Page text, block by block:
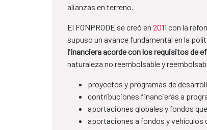
alianzas en terreno.
El FONPRODE se creó en 2011 con la
supuso un avance fundamental en la
financiera acorde con los requisitos de
naturaleza no reembolsable y
proyectos y programas de
contribuciones financieras a
aportaciones globales y fondos
aportaciones a fondos y